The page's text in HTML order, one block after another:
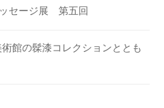
セージ展 第五回
館の髹漆コレクションととも